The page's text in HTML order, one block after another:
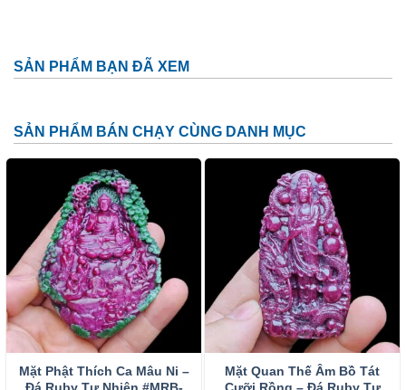
Ngày nay, Phật Di Lặc Đá Ruby được tạo hình nhiều kiểu
khác nhau chứ không có 1 kiểu nhất định:
Phật Di Lặc nô đùa cùng bọn trẻ
Phật Di Lặc tay cầm thỏi vàng
Phật Di Lặc ôm phiến đá
Phật Di Lặc dưới cây tùng, vác bao bố to phía sau
lưng…
Với mỗi tạo hình, Phật Di Lặc sẽ mang lại ý nghĩa riêng
nhưng vẫn không thể tách rời những ý nghĩa chung nhất:
Cuộc sống sung túc, con cháu đề huề, mang lại may mắn,
sức khỏe tài lộc, thịnh vượng, niềm vui, hạnh phúc, ấm no,
SẢN PHẨM BẠN ĐÃ XEM
SẢN PHẨM BÁN CHẠY CÙNG DANH MỤC
Mặt Phật Thích Ca Mâu Ni –
Mặt Quan Thế Âm Bồ Tát